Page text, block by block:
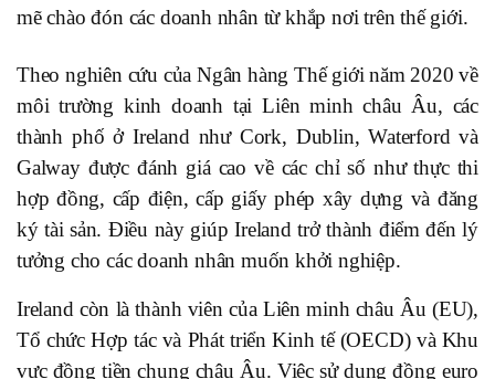
mẽ chào đón các doanh nhân từ khắp nơi trên thế giới.
Theo nghiên cứu của Ngân hàng Thế giới năm 2020 về
môi trường kinh doanh tại Liên minh châu Âu, các
thành phố ở Ireland như Cork, Dublin, Waterford và
Galway được đánh giá cao về các chỉ số như thực thi
hợp đồng, cấp điện, cấp giấy phép xây dựng và đăng
ký tài sản. Điều này giúp Ireland trở thành điểm đến lý
tưởng cho các doanh nhân muốn khởi nghiệp.
Ireland còn là thành viên của Liên minh châu Âu (EU),
Tổ chức Hợp tác và Phát triển Kinh tế (OECD) và Khu
vực đồng tiền chung châu Âu. Việc sử dụng đồng euro